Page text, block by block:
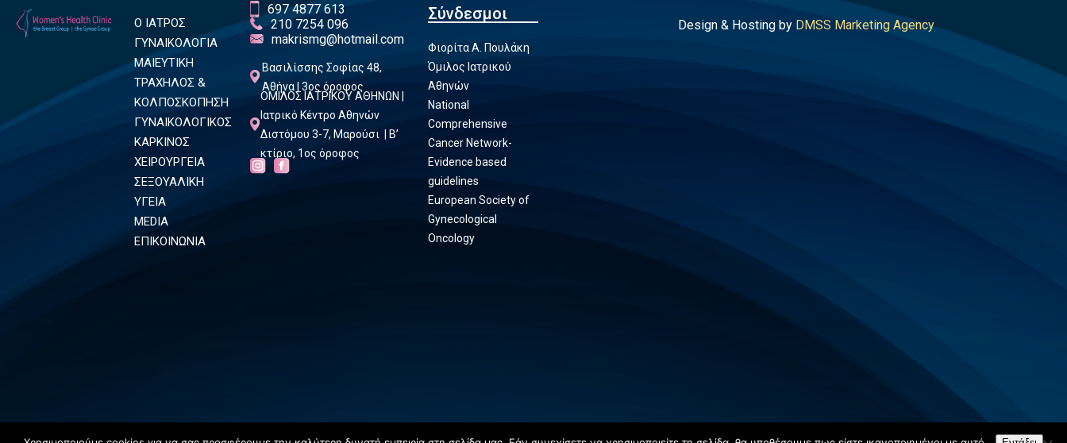
Ο ΙΑΤΡΟΣ
ΓΥΝΑΙΚΟΛΟΓΙΑ
ΜΑΙΕΥΤΙΚΗ
ΤΡΑΧΗΛΟΣ &
ΚΟΛΠΟΣΚΟΠΗΣΗ
ΓΥΝΑΙΚΟΛΟΓΙΚΟΣ
ΚΑΡΚΙΝΟΣ
ΧΕΙΡΟΥΡΓΕΙΑ
ΣΕΞΟΥΑΛΙΚΗ
ΥΓΕΙΑ
MEDIA
ΕΠΙΚΟΙΝΩΝΙΑ
697 4877 613
210 7254 096
makrismg@hotmail.com
Βασιλίσσης Σοφίας 48,
Αθήνα | 3ος όροφος
ΟΜΙΛΟΣ ΙΑΤΡΙΚΟΥ ΑΘΗΝΩΝ |
Ιατρικό Κέντρο Αθηνών
Διστόμου 3-7, Μαρούσι | Β’
κτίριο, 1ος όροφος
Σύνδεσμοι
Φιορίτα Α. Πουλάκη
Όμιλος Ιατρικού
Αθηνών
National
Comprehensive
Cancer Network-
Evidence based
guidelines
European Society of
Gynecological
Oncology
Design & Hosting by DMSS Marketing Agency